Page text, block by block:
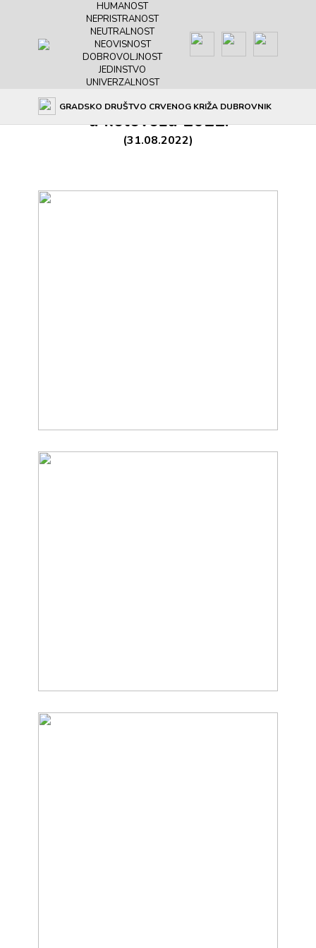
HUMANOST
NEPRISTRANOST
NEUTRALNOST
NEOVISNOST
DOBROVOLJNOST
JEDINSTVO
UNIVERZALNOST
GRADSKO DRUŠTVO CRVENOG KRIŽA DUBROVNIK
Galerija: Akcije darivanja krvi
u kolovozu 2022.
(31.08.2022)